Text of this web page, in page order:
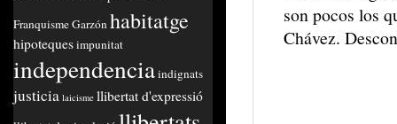
son pocos los
Chávez.
FranquismeGarzónhabitatge
hipotequesimpunitat
independenciaindignats
justicia laicisme llibertat d'expressió